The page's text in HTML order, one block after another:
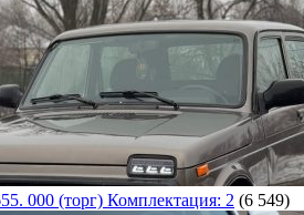
000 (торг) Комплектация: 2 (6 549)